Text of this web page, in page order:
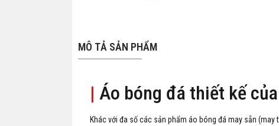
MÔ TẢ SẢN PHẨM
| Áo bóng đá thiết kế
Khác với đa số các sản phẩm áo bóng đá may sẵn